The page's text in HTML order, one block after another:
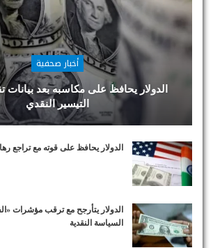
أخبار صحفية
الدولار يحافظ على مكاسبه بعد
التيسير النقدي
الدولار يحافظ على قوته مع تراجع
الدولار يتأرجح مع ترقب مؤشرات
السياسة النقدية